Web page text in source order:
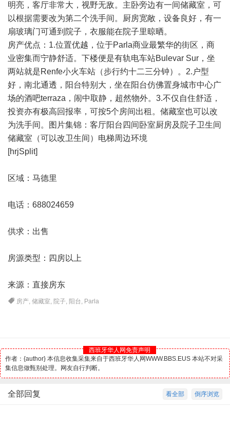
明亮，客厅非常大，视野无敌。主卧旁边有一间储藏室，可
以根据需要改为第二个洗手间。厨房宽敞，设备良好，有一
扇玻璃门可通到院子，衣服能在院子里晾晒。
房产优点：1.位置优越，位于Parla商业最繁华的街区，商
业密集而宁静舒适。下楼便是有轨电车站Bulevar Sur，坐
两站就是Renfe小火车站（步行约十二三分钟）。2.户型
好，南北通透，阳台特别大，坐在阳台仿佛置身城市中心广
场的酒吧terraza，闹中取静，超然物外。3.不仅自住舒适，
投资亦有极高回报率，可按5个房间出租。储藏室也可以改
为洗手间。图片集锦：客厅阳台四间卧室厨房及院子卫生间
储藏室（可以改卫生间）电梯周边环境
[hrjSplit]
区域： 马德里
电话：688024659
供求：出售
房源类型：四房以上
来源：直接房东
房产,储藏室, 院子, 阳台, Parla
西班牙华人网免责声明
作者：{author} 本信息收集采集来自于西班牙华人网WWW.BBS.EUS 本站不对采
集信息做甄别处理。网友自行判断。
倒序浏览
看全部
全部回复